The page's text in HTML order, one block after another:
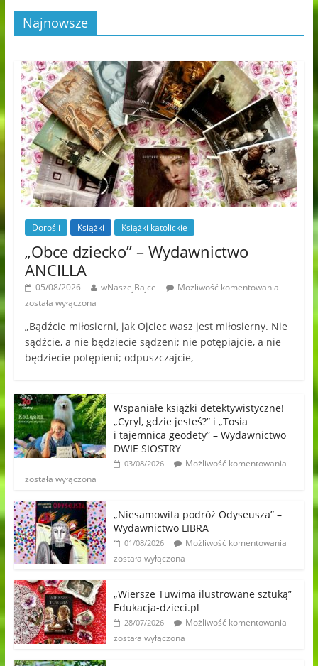
Najnowsze
Dorośli Książki Książki katolickie
„Obce dziecko” – Wydawnictwo
ANCILLA
05/08/2026 wNaszejBajce
Możliwość komentowania
została wyłączona
„Bądźcie miłosierni, jak Ojciec wasz jest miłosierny. Nie
sądźcie, a nie będziecie sądzeni; nie potępiajcie, a nie
będziecie potępieni; odpuszczajcie,
Wspaniałe książki detektywistyczne!
„Cyryl, gdzie jesteś?” i „Tosia
i tajemnica geodety” – Wydawnictwo
DWIE SIOSTRY
03/08/2026
Możliwość komentowania
została wyłączona
„Niesamowita podróż Odyseusza” –
Wydawnictwo LIBRA
01/08/2026
Możliwość komentowania
została wyłączona
„Wiersze Tuwima ilustrowane sztuką”
Edukacja-dzieci.pl
28/07/2026
Możliwość komentowania
została wyłączona